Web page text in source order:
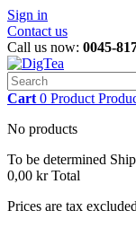
Sign in
Contact us
Call us now: 0045-
Cart 0 Product
No products
To be determined
0,00 kr Total
Prices are tax excluded